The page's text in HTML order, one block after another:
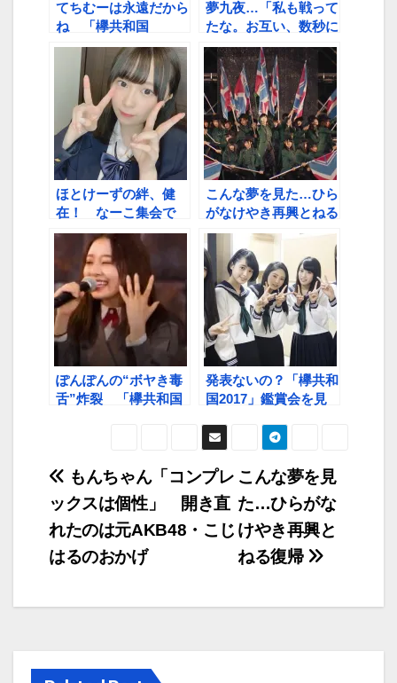
てちむーは永遠だから
ね 「欅共和国
2017」鑑賞会第一夜
ハイライト
夢九夜…「私も戦って
たな。お互い、数秒に
かける、みたいに」
ほとけーずの絆、健
在！ なーこ集会で
「みんな仲良しです
こんな夢を見た…ひら
がなけやき再興とねる
復帰
ぽんぽんの“ボヤき毒
舌”炸裂 「欅共和国
発表ないの？「欅共和
国2017」鑑賞会を見
投
稿
ナ
ー
こんな夢を見
た…ひらがな
けやき再興と
ねる復帰
もんちゃん「コンプレ
ックスは個性」 開き直
れたのは元AKB48・こじ
はるのおかげ